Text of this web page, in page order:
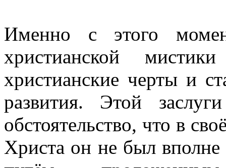
Именно с этого
христианской
христианские черты и
развития. Этой
обстоятельство, что в
Христа он не был вполне